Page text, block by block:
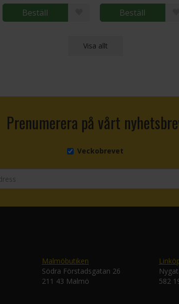
Beställ Beställ
Visa allt
Prenumerera på vårt
Veckobrevet
Malmöbutiken
Södra Förstadsgatan 26
211 43 Malmö
582